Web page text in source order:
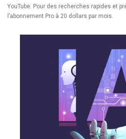
YouTube. Pour des recherches rapides et
l’abonnement Pro à 20 dollars par mois.